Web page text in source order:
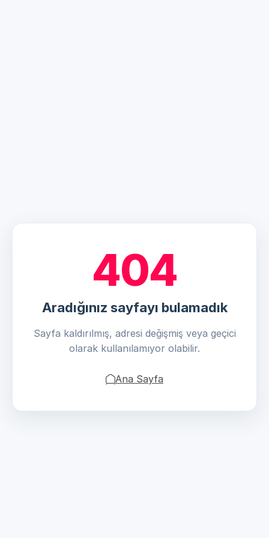
404
Aradığınız sayfayı bulamadık
Sayfa kaldırılmış, adresi değişmiş veya geçici
olarak kullanılamıyor olabilir.
Ana Sayfa